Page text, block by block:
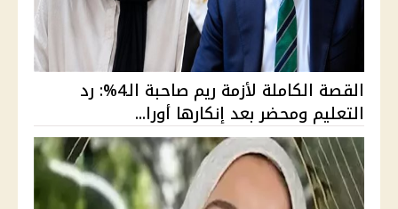
القصة الكاملة لأزمة ريم صاحبة الـ4%: رد
التعليم ومحضر بعد إنكارها أورا...